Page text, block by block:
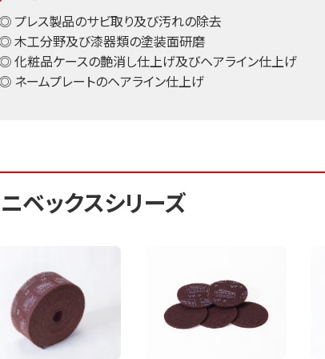
プレス製品のサビ取り及び汚れの除去
木工分野及び漆器類の塗装面研磨
化粧品ケースの艶消し仕上げ及びヘアライン仕上げ
ネームプレートのヘアライン仕上げ
ベックスシリーズ